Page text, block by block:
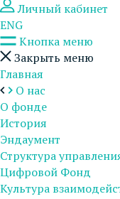
Личный кабинет
ENG
Кнопка меню
Закрыть меню
Главная
О нас
О фонде
История
Эндаумент
Структура
Цифровой Фонд
Культура